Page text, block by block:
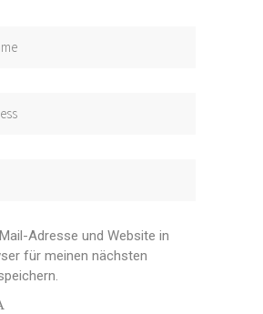
Adresse und Website in
für meinen nächsten